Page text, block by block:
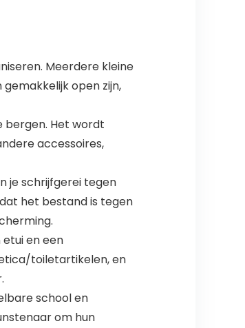
Meerdere kleine
open zijn,
bergen. Het wordt
accessoires,
je schrijfgerei tegen
het bestand is tegen
en een
toiletartikelen, en
school en
om hun